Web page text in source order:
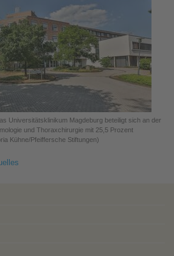
Universitätsklinikum Magdeburg beteiligt sich an der
und Thoraxchirurgie mit 25,5 Prozent
Kühne/Pfeiffersche Stiftungen)